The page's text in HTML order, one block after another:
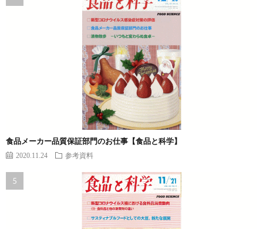
食品メーカー品質保証部門のお仕事【食品と科学】
2020.11.24 参考資料